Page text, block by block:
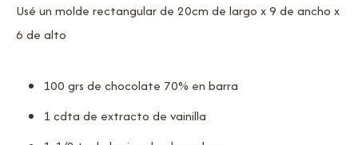
Usé un molde rectangular de 20cm de largo x 9 de ancho x
6 de alto
100 grs de chocolate 70% en barra
1 cdta de extracto de vainilla